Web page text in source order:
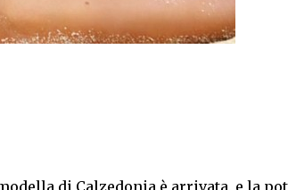
di Calzedonia è arrivata, e la